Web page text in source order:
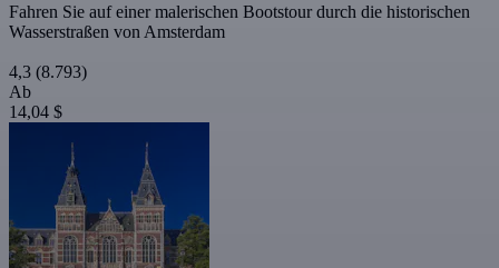
Fahren Sie auf einer malerischen Bootstour durch die historischen
Wasserstraßen von Amsterdam
4,3 (8.793)
Ab
14,04 $